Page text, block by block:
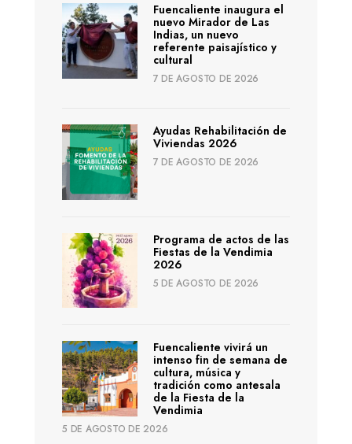
Fuencaliente inaugura el
nuevo Mirador de Las
Indias, un nuevo
referente paisajístico y
cultural
7 DE AGOSTO DE 2026
Ayudas Rehabilitación de
Viviendas 2026
7 DE AGOSTO DE 2026
Programa de actos de las
Fiestas de la Vendimia
2026
5 DE AGOSTO DE 2026
Fuencaliente vivirá un
intenso fin de semana de
cultura, música y
tradición como antesala
de la Fiesta de la
Vendimia
5 DE AGOSTO DE 2026